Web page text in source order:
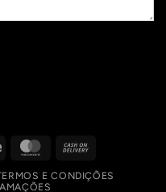
Stripe MasterCard
Delivery
E CONDIÇÕES